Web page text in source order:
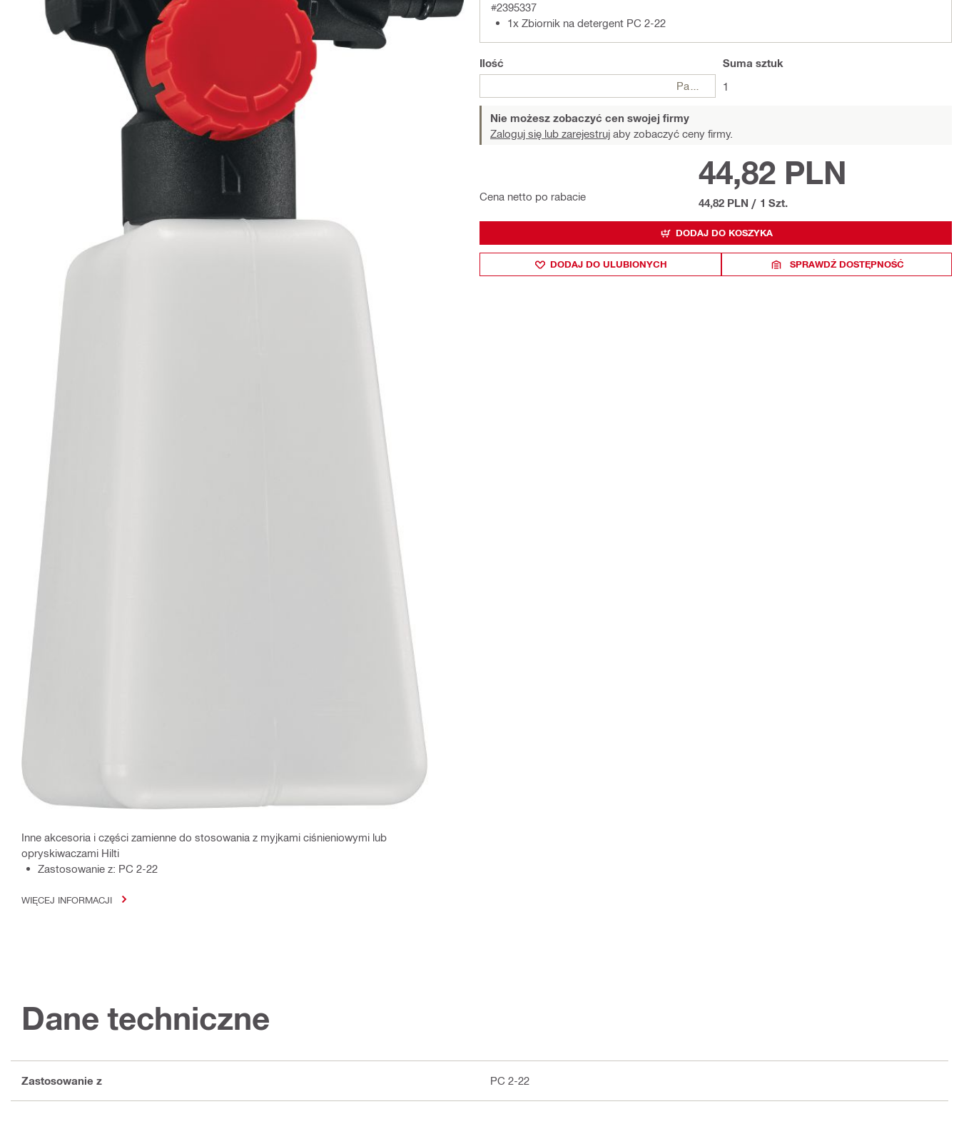
Inne akcesoria i części zamienne do stosowania z myjkami ciśnieniowymi lub
opryskiwaczami Hilti
Zastosowanie z: PC 2-22
WIĘCEJ INFORMACJI
#2395337
1x Zbiornik na detergent PC 2-22
Ilość
Suma sztuk
1
Nie możesz zobaczyć cen swojej firmy
Zaloguj się lub zarejestruj aby zobaczyć ceny firmy.
Cena netto po rabacie
44,82 PLN
44,82 PLN / 1 Szt.
DODAJ DO KOSZYKA
DODAJ DO ULUBIONYCH SPRAWDŹ DOSTĘPNOŚĆ
Dane techniczne
Zastosowanie z PC 2-22